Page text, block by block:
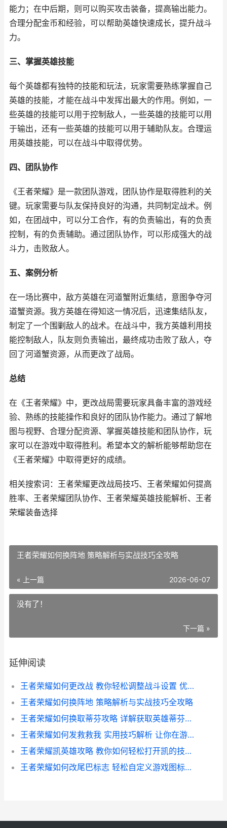
能力；在中后期，则可以购买攻击装备，提高输出能力。
合理分配金币和经验，可以帮助英雄快速成长，提升战斗
力。
三、掌握英雄技能
每个英雄都有独特的技能和玩法，玩家需要熟练掌握自己
英雄的技能，才能在战斗中发挥出最大的作用。例如，一
些英雄的技能可以用于控制敌人，一些英雄的技能可以用
于输出，还有一些英雄的技能可以用于辅助队友。合理运
用英雄技能，可以在战斗中取得优势。
四、团队协作
《王者荣耀》是一款团队游戏，团队协作是取得胜利的关
键。玩家需要与队友保持良好的沟通，共同制定战术。例
如，在团战中，可以分工合作，有的负责输出，有的负责
控制，有的负责辅助。通过团队协作，可以形成强大的战
斗力，击败敌人。
五、案例分析
在一场比赛中，敌方英雄在河道蟹附近集结，意图争夺河
道蟹资源。我方英雄在得知这一情况后，迅速集结队友，
制定了一个围剿敌人的战术。在战斗中，我方英雄利用技
能控制敌人，队友则负责输出，最终成功击败了敌人，夺
回了河道蟹资源，从而更改了战局。
总结
在《王者荣耀》中，更改战局需要玩家具备丰富的游戏经
验、熟练的技能操作和良好的团队协作能力。通过了解地
图与视野、合理分配资源、掌握英雄技能和团队协作，玩
家可以在游戏中取得胜利。希望本文的解析能够帮助您在
《王者荣耀》中取得更好的成绩。
相关搜索词：王者荣耀更改战局技巧、王者荣耀如何提高
胜率、王者荣耀团队协作、王者荣耀英雄技能解析、王者
荣耀装备选择
王者荣耀如何换阵地 策略解析与实战技巧全攻略
« 上一篇 2026-06-07
没有了！
下一篇 »
延伸阅读
王者荣耀如何更改战 教你轻松调整战斗设置 优化游戏体验指南
王者荣耀如何换阵地 策略解析与实战技巧全攻略
王者荣耀如何换取蒂芬攻略 详解获取英雄蒂芬的兑换方法及技巧
王者荣耀如何发救救我 实用技巧解析 让你在游戏中快速求救
王者荣耀凯英雄攻略 教你如何轻松打开凯的技能与战斗模式
王者荣耀如何改尾巴标志 轻松自定义游戏图标教程